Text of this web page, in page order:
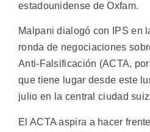
estadounidense de Oxfam.
Malpani dialogó con IPS en
ronda de negociaciones
Anti-Falsificación (ACTA,
que tiene lugar desde este
julio en la central ciudad
El ACTA aspira a hacer